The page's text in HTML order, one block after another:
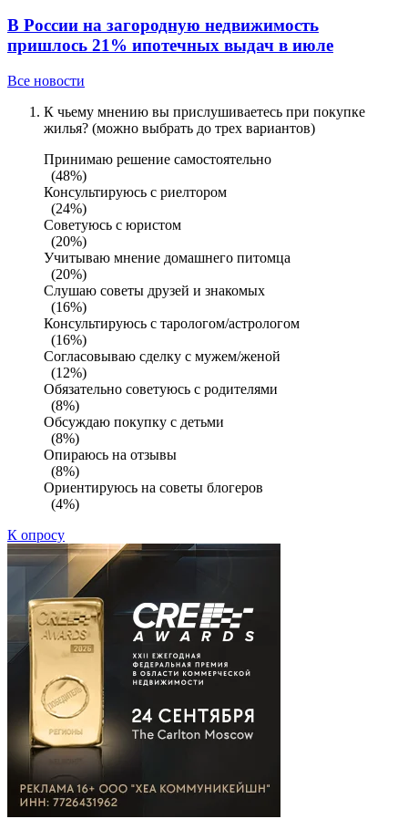
В России на загородную недвижимость
пришлось 21% ипотечных выдач в июле
Все новости
К чьему мнению вы прислушиваетесь при покупке
жилья? (можно выбрать до трех вариантов)
Принимаю решение самостоятельно
(48%)
Консультируюсь с риелтором
(24%)
Советуюсь с юристом
(20%)
Учитываю мнение домашнего питомца
(20%)
Слушаю советы друзей и знакомых
(16%)
Консультируюсь с тарологом/астрологом
(16%)
Согласовываю сделку с мужем/женой
(12%)
Обязательно советуюсь с родителями
(8%)
Обсуждаю покупку с детьми
(8%)
Опираюсь на отзывы
(8%)
Ориентируюсь на советы блогеров
(4%)
К опросу